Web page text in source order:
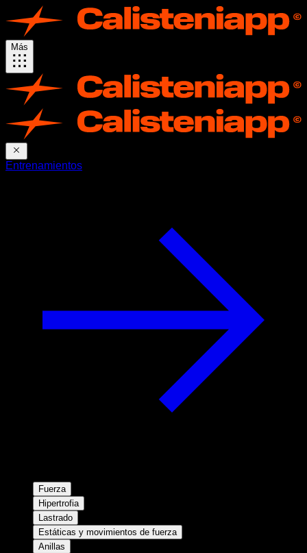
Más
Entrenamientos
Fuerza
Hipertrofia
Lastrado
Estáticas y movimientos de fuerza
Anillas